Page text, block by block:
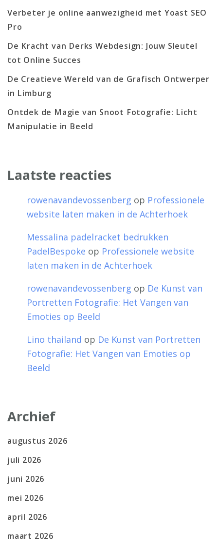
Verbeter je online aanwezigheid met Yoast SEO
Pro
De Kracht van Derks Webdesign: Jouw Sleutel
tot Online Succes
De Creatieve Wereld van de Grafisch Ontwerper
in Limburg
Ontdek de Magie van Snoot Fotografie: Licht
Manipulatie in Beeld
Laatste reacties
rowenavandevossenberg op Professionele
website laten maken in de Achterhoek
Messalina padelracket bedrukken
PadelBespoke op Professionele website
laten maken in de Achterhoek
rowenavandevossenberg op De Kunst van
Portretten Fotografie: Het Vangen van
Emoties op Beeld
Lino thailand op De Kunst van Portretten
Fotografie: Het Vangen van Emoties op
Beeld
Archief
augustus 2026
juli 2026
juni 2026
mei 2026
april 2026
maart 2026